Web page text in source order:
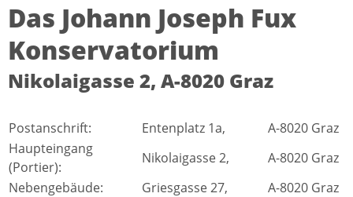
Das Johann Joseph Fux
Konservatorium
Nikolaigasse 2, A-8020 Graz
Postanschrift: Entenplatz 1a,
A-8020 Graz
Haupteingang
(Portier):
Nikolaigasse 2,
A-8020 Graz
Nebengebäude:
Griesgasse 27,
A-8020 Graz